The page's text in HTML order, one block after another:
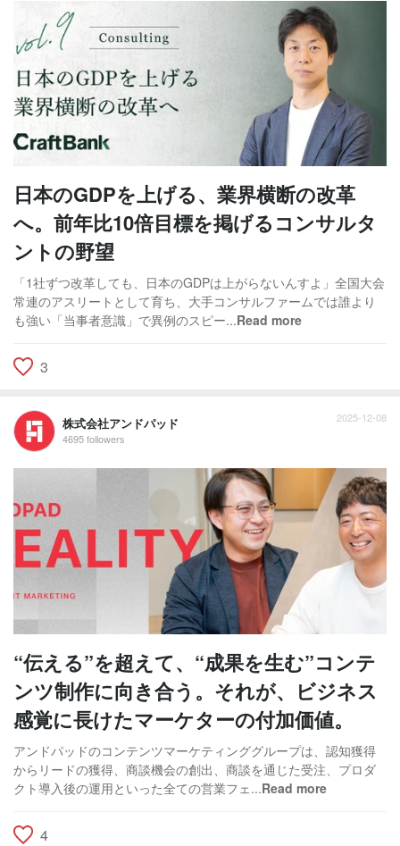
日本のGDPを上げる、業界横断の改革
へ。前年比10倍目標を掲げるコンサルタ
ントの野望
「1社ずつ改革しても、日本のGDPは上がらないんすよ」全国大会
常連のアスリートとして育ち、大手コンサルファームでは誰より
も強い「当事者意識」で異例のスピー...Read more
3
株式会社アンドパッド
4695 followers
2025-12-08
“伝える”を超えて、“成果を生む”コンテ
ンツ制作に向き合う。それが、ビジネス
感覚に長けたマーケターの付加価値。
アンドパッドのコンテンツマーケティンググループは、認知獲得
からリードの獲得、商談機会の創出、商談を通じた受注、プロダ
クト導入後の運用といった全ての営業フェ...Read more
4